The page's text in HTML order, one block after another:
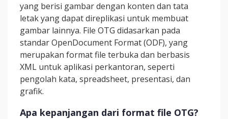
yang berisi gambar dengan konten dan tata
letak yang dapat direplikasi untuk membuat
gambar lainnya. File OTG didasarkan pada
standar OpenDocument Format (ODF), yang
merupakan format file terbuka dan berbasis
XML untuk aplikasi perkantoran, seperti
pengolah kata, spreadsheet, presentasi, dan
grafik.
Apa kepanjangan dari format file OTG?